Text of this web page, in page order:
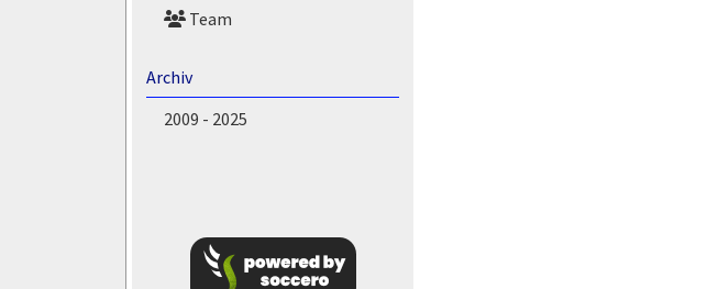
Team
Archiv
2009 - 2025